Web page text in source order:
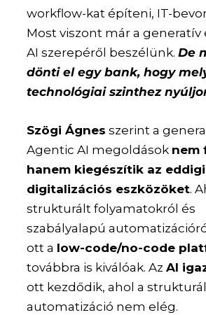
workflow-kat építeni, IT-
Most viszont már a generatív
AI szerepéről beszélünk.De
dönti el egy bank, hogy
technológiai szinthez
Szögi Ágnes szerint a
Agentic AI megoldások nem
hanem kiegészítik az eddigi
digitalizációs eszközöket.
strukturált folyamatokról és
szabályalapú
ott a low-code/no-code
továbbra is kiválóak. AzAI
ott kezdődik, ahol a
automatizáció nem elég.